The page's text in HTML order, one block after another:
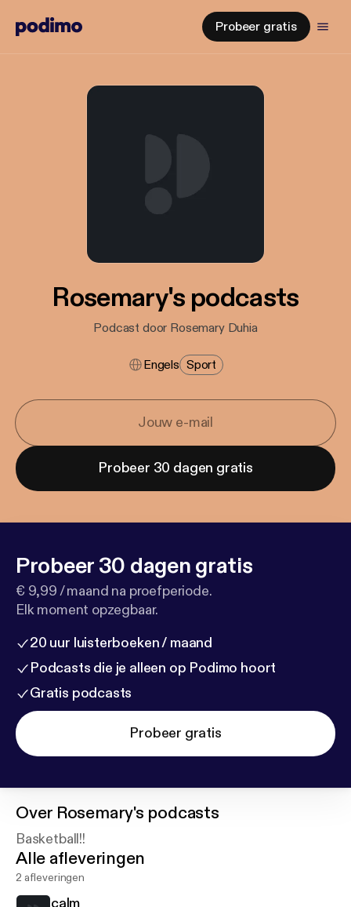
Probeer gratis
Rosemary's podcasts
Podcast door Rosemary Duhia
Engels Sport
Probeer 30 dagen gratis
Probeer 30 dagen gratis
€ 9,99 / maand na proefperiode.
Elk moment opzegbaar.
20 uur luisterboeken / maand
Podcasts die je alleen op Podimo hoort
Gratis podcasts
Probeer gratis
Over Rosemary's podcasts
Basketball!!
Alle afleveringen
2 afleveringen